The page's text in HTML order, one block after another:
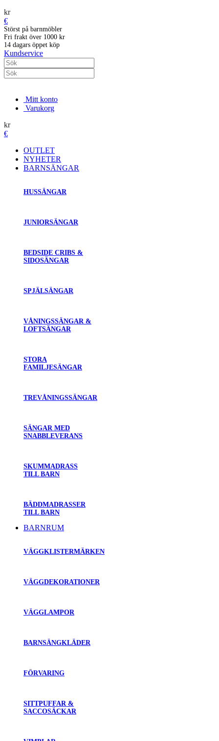
kr
€
Störst på barnmöbler
Fri frakt över 1000 kr
14 dagars öppet köp
Kundservice
Mitt konto
Varukorg
kr
€
OUTLET
NYHETER
BARNSÄNGAR
HUSSÄNGAR
JUNIORSÄNGAR
BEDSIDE CRIBS &
SIDOSÄNGAR
SPJÄLSÄNGAR
VÅNINGSSÄNGAR &
LOFTSÄNGAR
STORA
FAMILJESÄNGAR
TREVÅNINGSSÄNGAR
SÄNGAR MED
SNABBLEVERANS
SKUMMADRASS
TILL BARN
BÄDDMADRASSER
TILL BARN
BARNRUM
VÄGGKLISTERMÄRKEN
VÄGGDEKORATIONER
VÄGGLAMPOR
BARNSÄNGKLÄDER
FÖRVARING
SITTPUFFAR &
SACCOSÄCKAR